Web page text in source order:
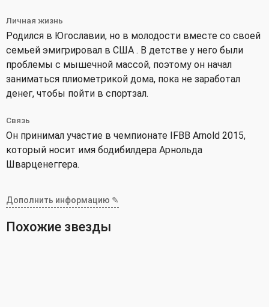
Личная жизнь
Родился в Югославии, но в молодости вместе со своей
семьей эмигрировал в США . В детстве у него были
проблемы с мышечной массой, поэтому он начал
заниматься плиометрикой дома, пока не заработал
денег, чтобы пойти в спортзал.
Связь
Он принимал участие в чемпионате IFBB Arnold 2015,
который носит имя бодибилдера Арнольда
Шварценеггера.
Дополнить информацию ✎
Похожие звезды